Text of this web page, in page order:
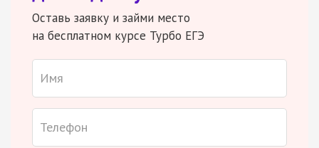
Оставь заявку и займи место
на бесплатном курсе Турбо ЕГЭ